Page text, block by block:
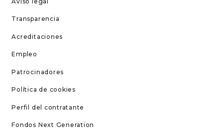
Transparencia
Acreditaciones
Empleo
Patrocinadores
Política de cookies
Perfil del contratante
Fondos Next Generation